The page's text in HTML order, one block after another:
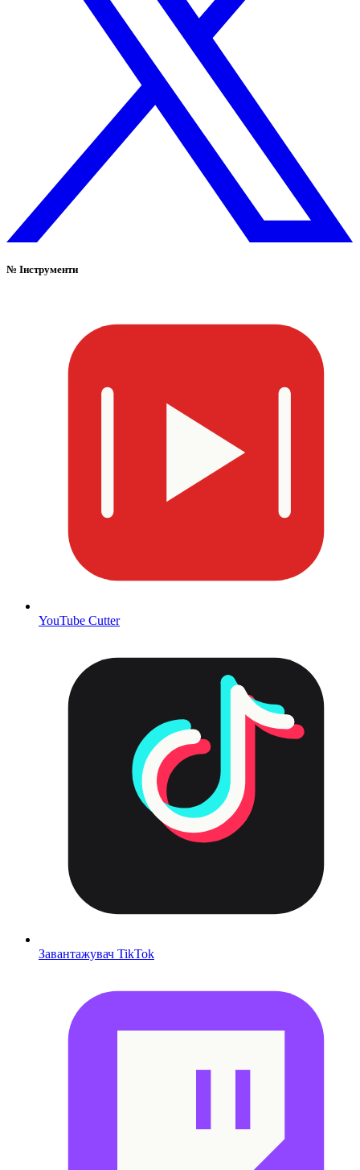
№ Інструменти
YouTube Cutter
Завантажувач TikTok